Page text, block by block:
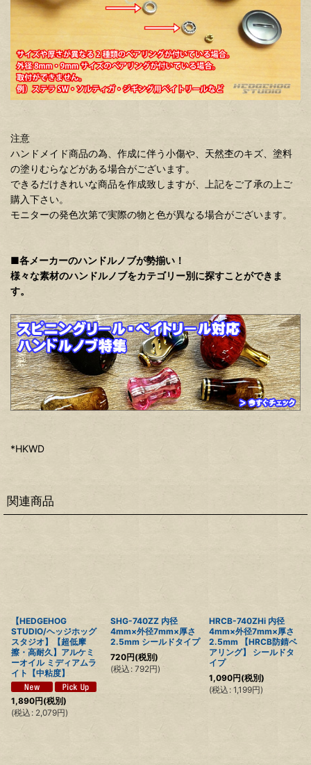
注意
ハンドメイド商品の為、作成に伴う小傷や、天然杢のキズ、塗料
の塗りむらなどがある場合がございます。
できるだけきれいな商品を作成致しますが、上記をご了承の上ご
購入下さい。
モニターの発色次第で実際の物と色が異なる場合がございます。
■各メーカーのハンドルノブが勢揃い！
様々な素材のハンドルノブをカテゴリー別に探すことができま
す。
*HKWD
関連商品
【HEDGEHOG
STUDIO/ヘッジホッグ
スタジオ】【超低摩
擦・高耐久】アルケミ
ーオイル ミディアムラ
イト【中粘度】
1,890円(税別)
(税込 : 2,079円)
SHG-740ZZ 内径
4mm×外径7mm×厚さ
2.5mm シールドタイプ
720円(税別)
(税込 : 792円)
HRCB-740ZHi 内径
4mm×外径7mm×厚さ
2.5mm 【HRCB防錆ベ
アリング】 シールドタ
イプ
1,090円(税別)
(税込 : 1,199円)